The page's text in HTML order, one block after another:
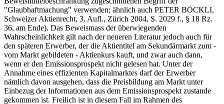
"Glaubhaftmachung" verwenden; ähnlich auch PETER BÖCKLI,
Schweizer Aktienrecht, 3. Aufl., Zürich 2004, S. 2029 f., § 18 Rz.
36, am Ende). Das Beweismass der überwiegenden
Wahrscheinlichkeit gilt nach der neueren Literatur jedoch auch für
den späteren Erwerber, der die Aktientitel am Sekundärmarkt zum -
vom Markt gebildeten - Aktienkurs kauft, und zwar auch dann,
wenn er den Emissionsprospekt nicht gelesen hat. Unter der
Annahme eines effizienten Kapitalmarktes darf der Erwerber
nämlich davon ausgehen, dass die Preisbildung am Markt unter
Einbezug der Informationen aus dem Emissionsprospekt zustande
gekommen ist. Freilich ist in diesem Fall im Rahmen des